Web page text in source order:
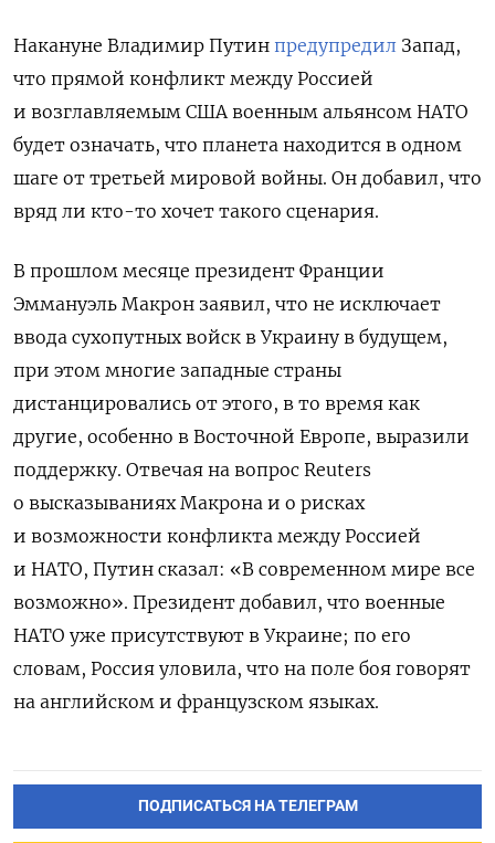
Накануне Владимир Путин предупредил Запад,
что прямой конфликт между Россией
и возглавляемым США военным альянсом НАТО
будет означать, что планета находится в одном
шаге от третьей мировой войны. Он добавил, что
вряд ли кто-то хочет такого сценария.
В прошлом месяце президент Франции
Эммануэль Макрон заявил, что не исключает
ввода сухопутных войск в Украину в будущем,
при этом многие западные страны
дистанцировались от этого, в то время как
другие, особенно в Восточной Европе, выразили
поддержку. Отвечая на вопрос Reuters
о высказываниях Макрона и о рисках
и возможности конфликта между Россией
и НАТО, Путин сказал: «В современном мире все
возможно». Президент добавил, что военные
НАТО уже присутствуют в Украине; по его
словам, Россия уловила, что на поле боя говорят
на английском и французском языках.
ПОДПИСАТЬСЯ НА ТЕЛЕГРАМ